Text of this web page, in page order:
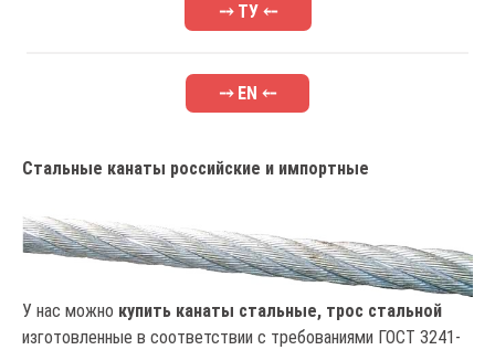
⤍ ТУ ⤌
⤍ EN ⤌
Стальные канаты российские и импортные
У нас можно купить канаты стальные, трос стальной
изготовленные в соответствии с требованиями ГОСТ 3241-